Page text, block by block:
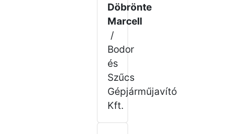
Döbrönte
Marcell
/
Bodor
és
Szűcs
Gépjárműjavító
Kft.